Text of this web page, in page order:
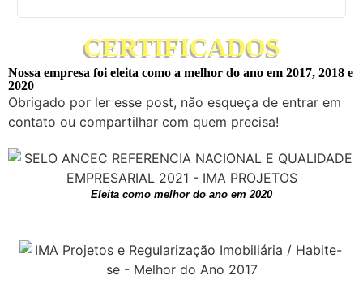
CERTIFICADOS
Nossa empresa foi eleita como a melhor do ano em 2017, 2018 e
2020
Obrigado por ler esse post, não esqueça de entrar em
contato ou compartilhar com quem precisa!
Eleita como melhor do ano em 2020